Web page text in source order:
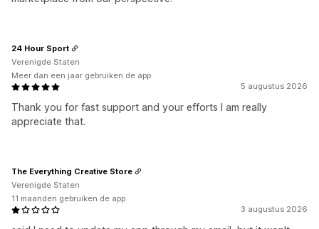
5 augustus 2026
Thank you for fast support and your efforts I am really
appreciate that.
24 Hour Sport
Verenigde Staten
Meer dan een jaar gebruiken de app
3 augustus 2026
The Everything Creative Store
Verenigde Staten
11 maanden gebruiken de app